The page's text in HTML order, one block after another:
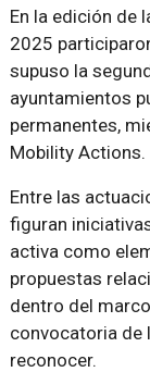
En la edición de
2025
supuso la
ayuntamientos
permanentes,
Mobility Actions.
Entre las
figuran
activa como
propuestas
dentro del
convocatoria de
reconocer.